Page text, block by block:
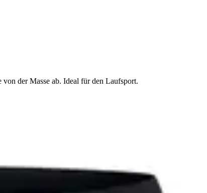
der Masse ab. Ideal für den Laufsport.